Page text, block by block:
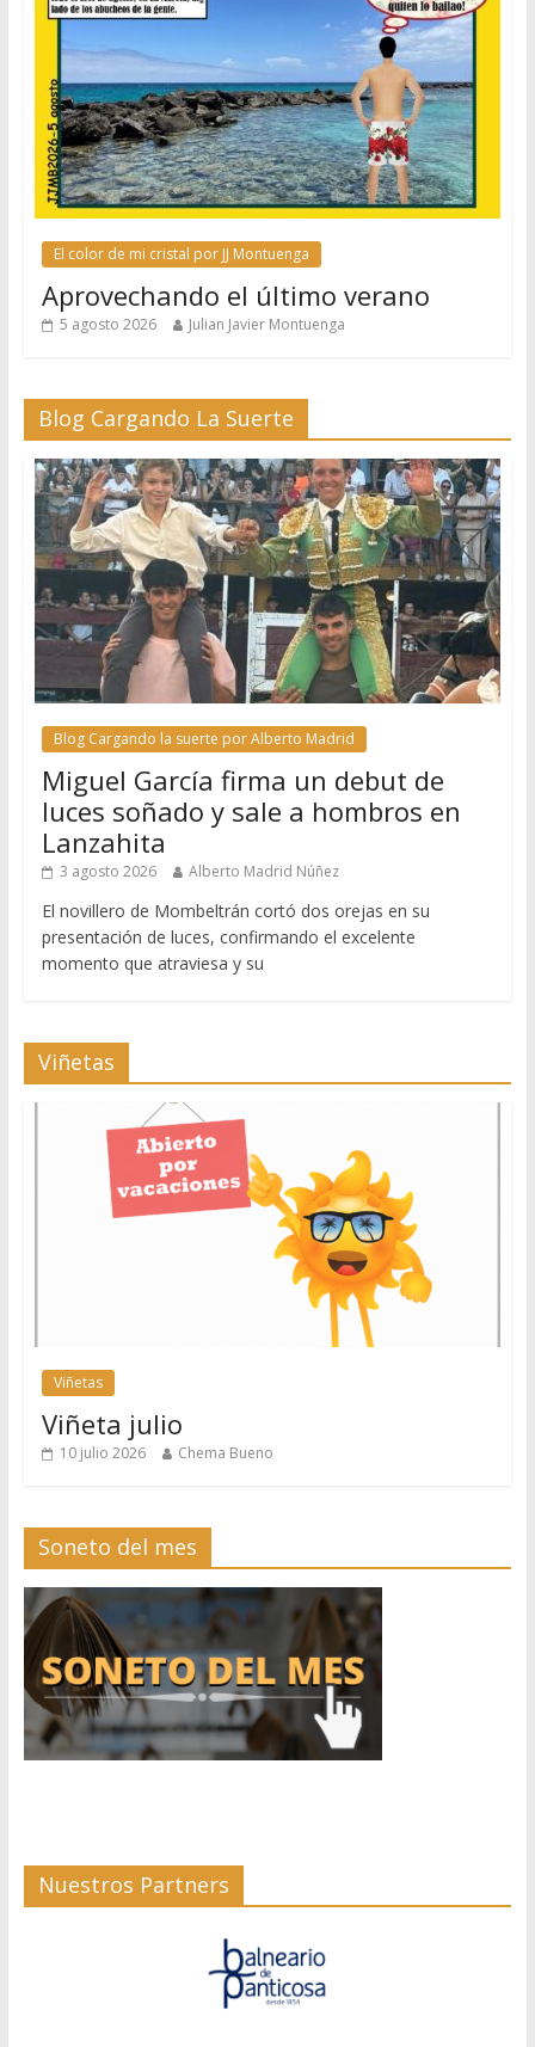
El color de mi cristal por JJ Montuenga
Aprovechando el último verano
5 agosto 2026 Julian Javier Montuenga
Blog Cargando La Suerte
Blog Cargando la suerte por Alberto Madrid
Miguel García firma un debut de
luces soñado y sale a hombros en
Lanzahita
3 agosto 2026 Alberto Madrid Núñez
El novillero de Mombeltrán cortó dos orejas en su
presentación de luces, confirmando el excelente
momento que atraviesa y su
Viñetas
Viñetas
Viñeta julio
10 julio 2026 Chema Bueno
Soneto del mes
Nuestros Partners